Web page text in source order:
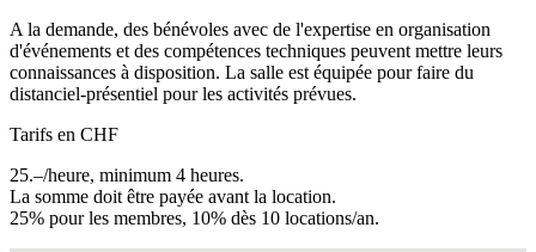
A la demande, des bénévoles avec de l'expertise en organisation
d'événements et des compétences techniques peuvent mettre leurs
connaissances à disposition. La salle est équipée pour faire du
distanciel-présentiel pour les activités prévues.
Tarifs en CHF
25.–/heure, minimum 4 heures.
La somme doit être payée avant la location.
25% pour les membres, 10% dès 10 locations/an.